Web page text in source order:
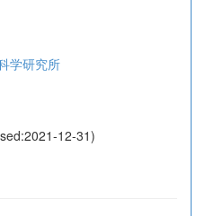
学研究所
12-31)